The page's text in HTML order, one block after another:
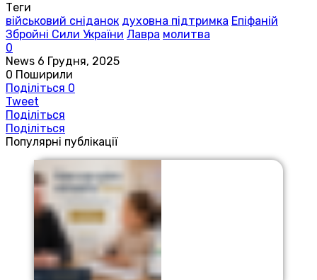
Теги
військовий сніданок духовна підтримка Епіфаній
Збройні Сили України Лавра молитва
0
News 6 Грудня, 2025
0 Поширили
Поділіться 0
Tweet
Поділіться
Поділіться
Популярні публікації